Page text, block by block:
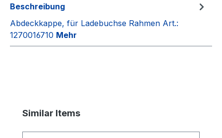
Beschreibung
Abdeckkappe, für Ladebuchse Rahmen Art.:
1270016710 Mehr
Produktgalerie überspringen
Similar Items